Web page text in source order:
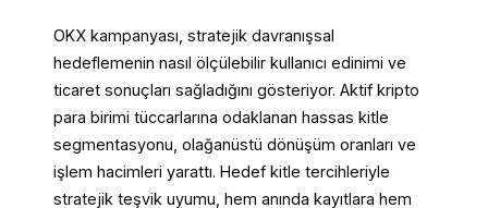
OKX kampanyası, stratejik davranışsal
hedeflemenin nasıl ölçülebilir kullanıcı edinimi ve
ticaret sonuçları sağladığını gösteriyor. Aktif kripto
para birimi tüccarlarına odaklanan hassas kitle
segmentasyonu, olağanüstü dönüşüm oranları ve
işlem hacimleri yarattı. Hedef kitle tercihleriyle
stratejik teşvik uyumu, hem anında kayıtlara hem